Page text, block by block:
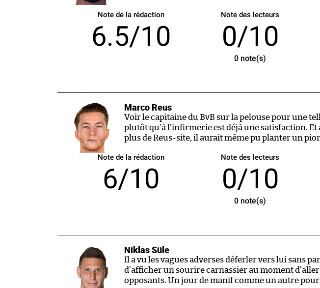
Note de la rédaction
6.5/10
Note des lecteurs
0/10
0 note(s)
Marco Reus
Voir le capitaine du BvB sur la pelouse pour une
plutôt qu’à l’infirmerie est déjà une satisfaction. Et
plus de Reus-site, il aurait même pu planter un
Note de la rédaction
6/10
Note des lecteurs
0/10
0 note(s)
Niklas Süle
Il a vu les vagues adverses déferler vers lui sans
d’afficher un sourire carnassier au moment
opposants. Un jour de manif comme un autre pour